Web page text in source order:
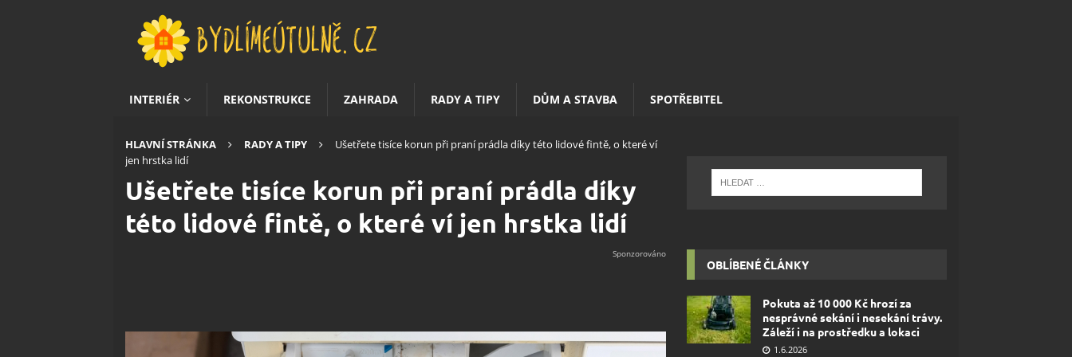
INTERIÉR REKONSTRUKCE ZAHRADA RADY A TIPY DŮM A STAVBA SPOTŘEBITEL
HLAVNÍ STRÁNKA RADY A TIPY
Ušetřete tisíce korun při praní prádla díky této lidové fintě, o které ví
jen hrstka lidí
Ušetřete tisíce korun při praní prádla díky
této lidové fintě, o které ví jen hrstka lidí
OBLÍBENÉ ČLÁNKY
Pokuta až 10 000 Kč hrozí za
nesprávné sekání i nesekání trávy.
Záleží i na prostředku a lokaci
1.6.2026